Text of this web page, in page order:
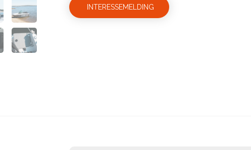
INTERESSEMELDING